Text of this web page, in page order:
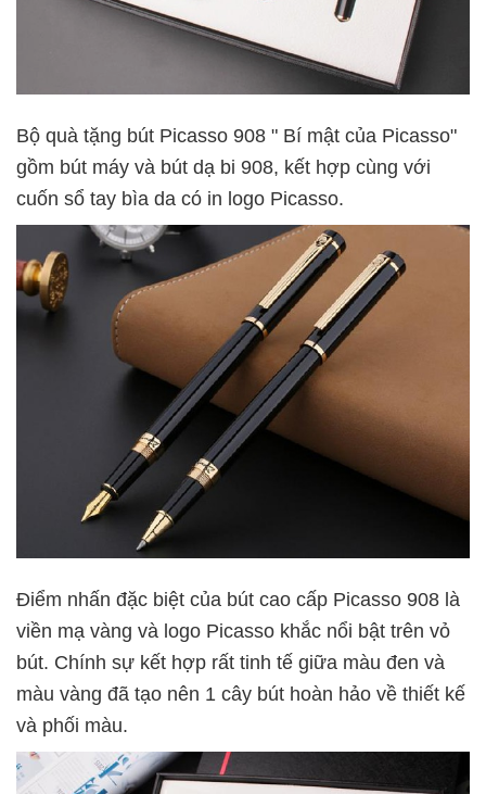
Bộ quà tặng bút Picasso 908 " Bí mật của Picasso"
gồm bút máy và bút dạ bi 908, kết hợp cùng với
cuốn sổ tay bìa da có in logo Picasso.
Điểm nhấn đặc biệt của bút cao cấp Picasso 908 là
viền mạ vàng và logo Picasso khắc nổi bật trên vỏ
bút. Chính sự kết hợp rất tinh tế giữa màu đen và
màu vàng đã tạo nên 1 cây bút hoàn hảo về thiết kế
và phối màu.